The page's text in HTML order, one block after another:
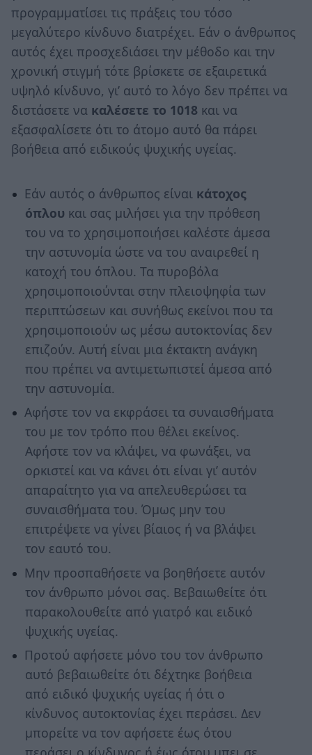
προγραμματίσει τις πράξεις του τόσο
μεγαλύτερο κίνδυνο διατρέχει. Εάν ο άνθρωπος
αυτός έχει προσχεδιάσει την μέθοδο και την
χρονική στιγμή τότε βρίσκετε σε εξαιρετικά
υψηλό κίνδυνο, γι’ αυτό το λόγο δεν πρέπει να
διστάσετε να καλέσετε το 1018 και να
εξασφαλίσετε ότι το άτομο αυτό θα πάρει
βοήθεια από ειδικούς ψυχικής υγείας.
Εάν αυτός ο άνθρωπος είναι κάτοχος
όπλου και σας μιλήσει για την πρόθεση
του να το χρησιμοποιήσει καλέστε άμεσα
την αστυνομία ώστε να του αναιρεθεί η
κατοχή του όπλου. Τα πυροβόλα
χρησιμοποιούνται στην πλειοψηφία των
περιπτώσεων και συνήθως εκείνοι που τα
χρησιμοποιούν ως μέσω αυτοκτονίας δεν
επιζούν. Αυτή είναι μια έκτακτη ανάγκη
που πρέπει να αντιμετωπιστεί άμεσα από
την αστυνομία.
Αφήστε τον να εκφράσει τα συναισθήματα
του με τον τρόπο που θέλει εκείνος.
Αφήστε τον να κλάψει, να φωνάξει, να
ορκιστεί και να κάνει ότι είναι γι’ αυτόν
απαραίτητο για να απελευθερώσει τα
συναισθήματα του. Όμως μην του
επιτρέψετε να γίνει βίαιος ή να βλάψει
τον εαυτό του.
Μην προσπαθήσετε να βοηθήσετε αυτόν
τον άνθρωπο μόνοι σας. Βεβαιωθείτε ότι
παρακολουθείτε από γιατρό και ειδικό
ψυχικής υγείας.
Προτού αφήσετε μόνο του τον άνθρωπο
αυτό βεβαιωθείτε ότι δέχτηκε βοήθεια
από ειδικό ψυχικής υγείας ή ότι ο
κίνδυνος αυτοκτονίας έχει περάσει. Δεν
μπορείτε να τον αφήσετε έως ότου